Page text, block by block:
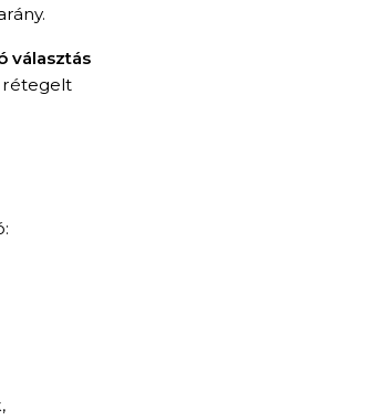
választás
rétegelt